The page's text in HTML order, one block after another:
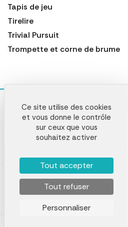
Tapis de jeu
Tirelire
Trivial Pursuit
Trompette et corne de brume
NOS PRODUITS
NOS CADEAUX PERSONNALISÉS
Ce site utilise des cookies
et vous donne le contrôle
sur ceux que vous
souhaitez activer
Tout accepter
Tout refuser
Personnaliser